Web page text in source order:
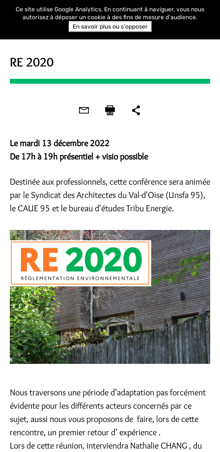
CONFÉRENCE
RE 2020
Le mardi 13 décembre 2022
De 17h à 19h présentiel + visio possible
Destinée aux professionnels, cette conférence sera animée
par le Syndicat des Architectes du Val-d'Oise (Unsfa 95),
le CAUE 95 et le bureau d'études Tribu Energie.
Nous traversons une période d’adaptation pas forcément
évidente pour les différents acteurs concernés par ce
sujet, aussi nous vous proposons de faire, lors de cette
rencontre, un premier retour d’ expérience .
Lors de cette réunion, interviendra Nathalie CHANG , du
Ce site utilise Google Analytics. En continuant à naviguer, vous nous
autorisez à déposer un cookie à des fins de mesure d'audience.
En savoir plus ou s'opposer